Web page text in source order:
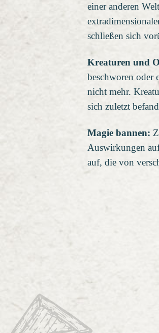
einer anderen
schließen sich
Kreaturen und
beschworen oder
nicht mehr.
sich zuletzt
Magie bannen:
Auswirkungen
auf, die von